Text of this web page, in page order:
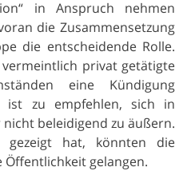
in Anspruch nehmen
die Zusammensetzung
die entscheidende Rolle.
privat getätigte
eine Kündigung
ist zu empfehlen, sich in
beleidigend zu äußern.
gezeigt hat, könnten die
gelangen.